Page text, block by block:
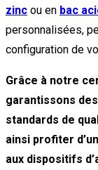
zinc ou en bac
personnalisées,
configuration de
Grâce à notre
garantissons
standards de
ainsi profiter
aux dispositifs